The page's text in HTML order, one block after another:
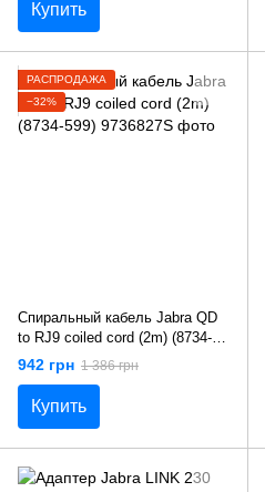
Купить
РАСПРОДАЖА
−32%
Спиральный кабель Jabra QD
to RJ9 coiled cord (2m) (8734-
599)
942 грн 1 386 грн
Купить